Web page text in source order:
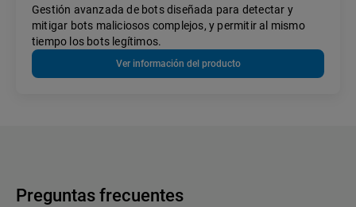
Gestión avanzada de bots diseñada para detectar y
mitigar bots maliciosos complejos, y permitir al mismo
tiempo los bots legítimos.
Ver información del producto
Preguntas frecuentes